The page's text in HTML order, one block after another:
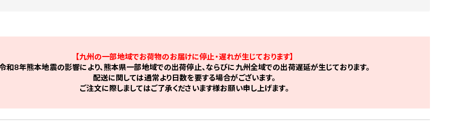
【九州の一部地域でお荷物のお届けに停止・遅れが生じております】
和8年熊本地震の影響により、熊本県一部地域での出荷停止、ならびに九州全域での出荷遅延が生じております。
配送に関しては通常より日数を要する場合がございます。
ご注文に際しましてはご了承くださいます様お願い申し上げます。